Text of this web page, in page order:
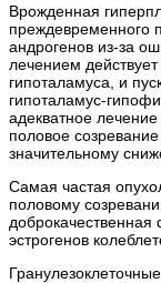
Врожденная
преждевременного
андрогенов из-за
лечением
гипоталамуса, и
гипоталамус-
адекватное
половое
значительному
Самая частая
половому
доброкачественная
эстрогенов